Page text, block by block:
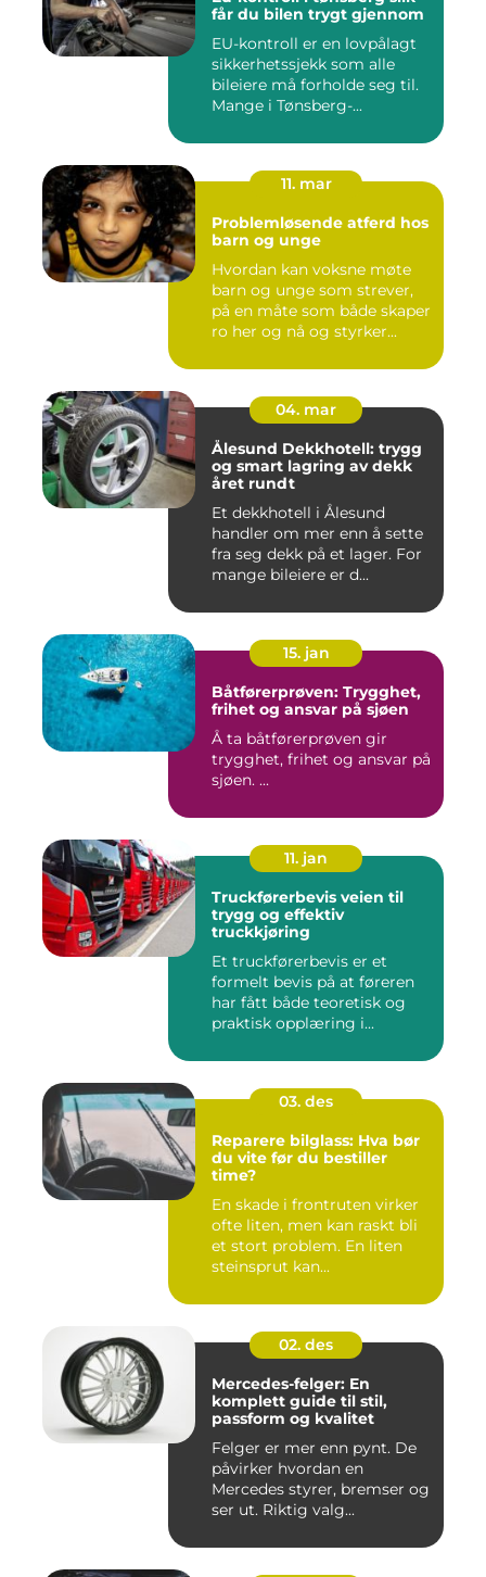
får du bilen trygt gjennom
EU-kontroll er en lovpålagt
sikkerhetssjekk som alle
bileiere må forholde seg til.
Mange i Tønsberg-...
11. mar
Problemløsende atferd hos
barn og unge
Hvordan kan voksne møte
barn og unge som strever,
på en måte som både skaper
ro her og nå og styrker...
04. mar
Ålesund Dekkhotell: trygg
og smart lagring av dekk
året rundt
Et dekkhotell i Ålesund
handler om mer enn å sette
fra seg dekk på et lager. For
mange bileiere er d...
15. jan
Båtførerprøven: Trygghet,
frihet og ansvar på sjøen
Å ta båtførerprøven gir
trygghet, frihet og ansvar på
sjøen. ...
11. jan
Truckførerbevis veien til
trygg og effektiv
truckkjøring
Et truckførerbevis er et
formelt bevis på at føreren
har fått både teoretisk og
praktisk opplæring i...
03. des
Reparere bilglass: Hva bør
du vite før du bestiller
time?
En skade i frontruten virker
ofte liten, men kan raskt bli
et stort problem. En liten
steinsprut kan...
02. des
Mercedes-felger: En
komplett guide til stil,
passform og kvalitet
Felger er mer enn pynt. De
påvirker hvordan en
Mercedes styrer, bremser og
ser ut. Riktig valg...